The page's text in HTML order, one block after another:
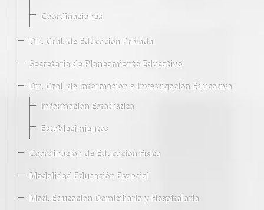
Coordinaciones
Dir. Gral. de Educación Privada
Secretaría de Planeamiento Educativo
Dir. Gral. de Información e Investigación Educativa
Información Estadística
Establecimientos
Coordinación de Educación Física
Modalidad Educación Especial
Mod. Educación Domiciliaria y Hospitalaria